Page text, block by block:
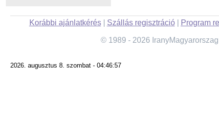
Korábbi ajánlatkérés| Szállás regisztráció| Program
© 1989 - 2026
2026. augusztus 8. szombat - 04:46:57